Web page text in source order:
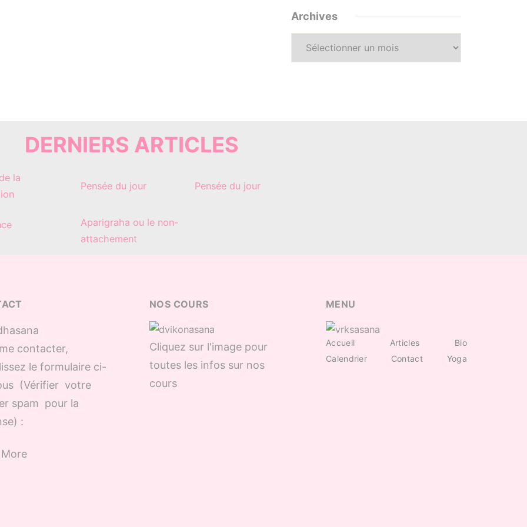
Archives
Archives
DERNIERS ARTICLES
la
Pensée du jour Pensée du jour
Aparigraha ou le non-
attachement
contacter,
le formulaire ci-
(Vérifier votre
spam pour la
:
NOS COURS
Cliquez sur l'image pour
toutes les infos sur nos
cours
MENU
Accueil Articles
Bio
Calendrier
Contact Yoga